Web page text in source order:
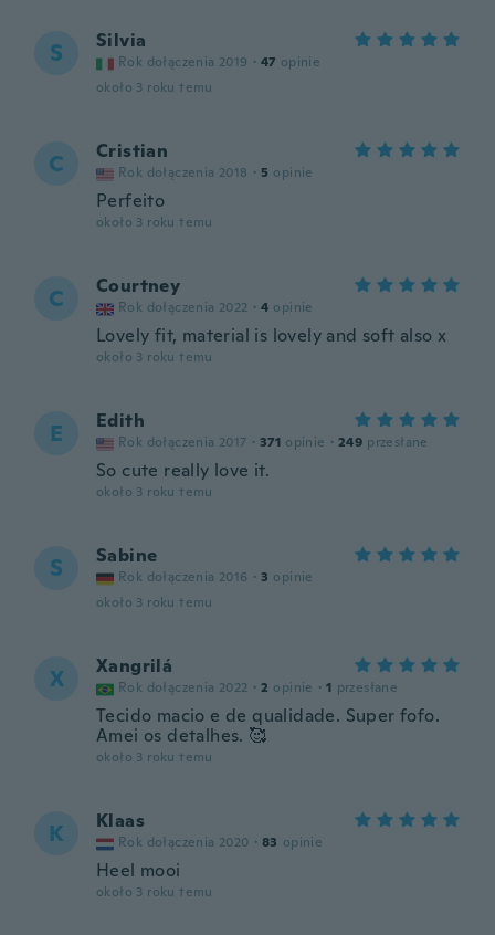
S Silvia
Rok dołączenia 2019 · 47 opinie
około 3 roku temu
C Cristian
Rok dołączenia 2018 · 5 opinie
Perfeito
około 3 roku temu
C Courtney
Rok dołączenia 2022 · 4 opinie
Lovely fit, material is lovely and soft also x
około 3 roku temu
E Edith
Rok dołączenia 2017 · 371 opinie · 249 przesłane
So cute really love it.
około 3 roku temu
S Sabine
Rok dołączenia 2016 · 3 opinie
około 3 roku temu
X Xangrilá
Rok dołączenia 2022 · 2 opinie · 1 przesłane
Tecido macio e de qualidade. Super fofo.
Amei os detalhes. 🥰
około 3 roku temu
K Klaas
Rok dołączenia 2020 · 83 opinie
Heel mooi
około 3 roku temu